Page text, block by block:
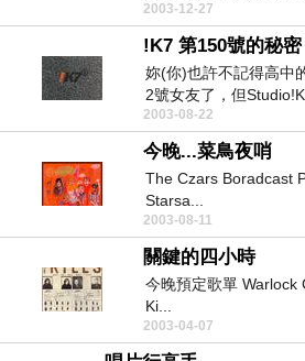
息...
2003-12-27
!K7 第150號的秘密
妳(你)也許不記得高中
2號女友了，但
2003-08-22
今晚...菜鳥夜哨
The Czars Boradcast
Starsa...
2003-08-11
關鍵的四小時
今晚預定歌單
Ki...
2003-04-07